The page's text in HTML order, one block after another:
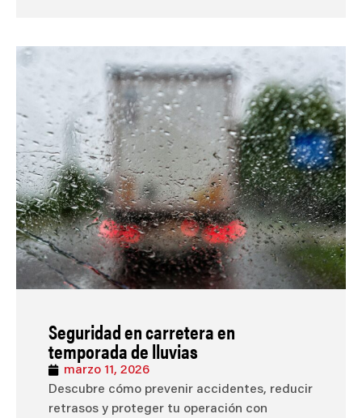
Seguridad en carretera en
temporada de lluvias
marzo 11, 2026
Descubre cómo prevenir accidentes, reducir
retrasos y proteger tu operación con